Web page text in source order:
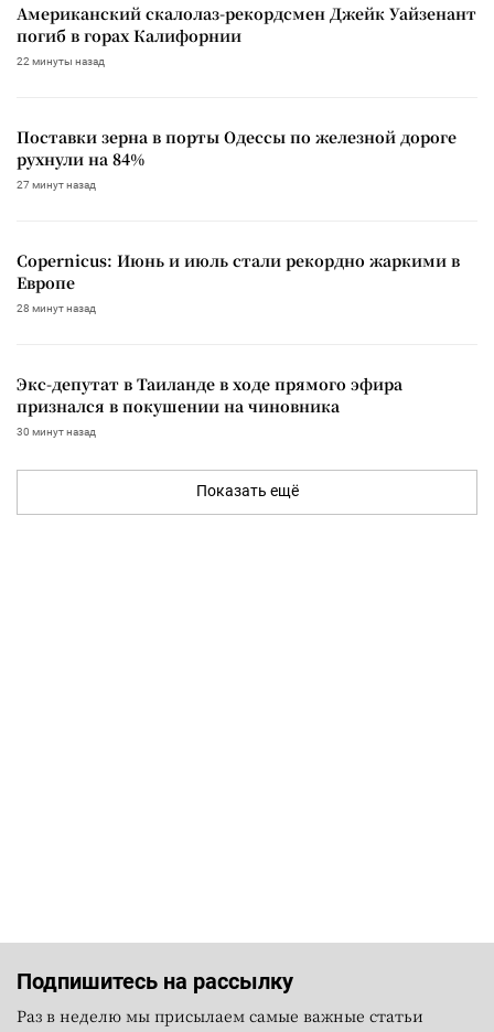
Американский скалолаз-рекордсмен Джейк Уайзенант
погиб в горах Калифорнии
22 минуты назад
Поставки зерна в порты Одессы по железной дороге
рухнули на 84%
27 минут назад
Copernicus: Июнь и июль стали рекордно жаркими в
Европе
28 минут назад
Экс-депутат в Таиланде в ходе прямого эфира
признался в покушении на чиновника
30 минут назад
Показать ещё
Подпишитесь на рассылку
Раз в неделю мы присылаем самые важные статьи